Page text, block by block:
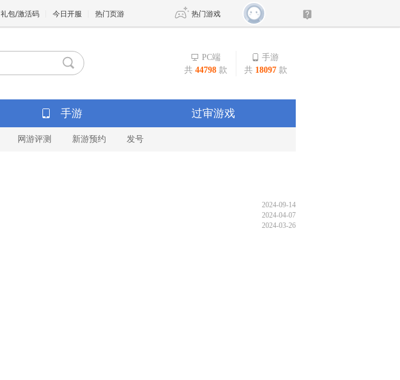
礼包/激活码 今日开服 热门页游 热门游戏
传奇4
新天龙八部
王权与自由
PC端
共 44798 款
手游
共 18097 款
手游 过审游戏
网游评测 新游预约 发号
2024-09-14
2024-04-07
2024-03-26